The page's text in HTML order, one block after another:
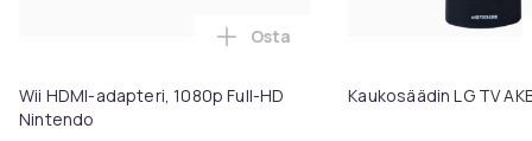
Wii HDMI-adapteri, 1080p Full-HD
Nintendo
Lisää Wii HDMI-adapteri, 1080p
Osta
Kaukosäädin LG TV